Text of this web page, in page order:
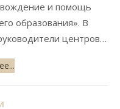
и помощь
образования». В
центров…